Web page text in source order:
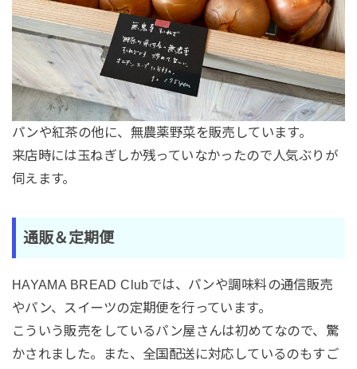
パンや紅茶の他に、無農薬野菜を販売しています。
来店時には玉ねぎしか残っていなかったので人気ぶりが
伺えます。
通販＆定期便
HAYAMA BREAD Clubでは、パンや調味料の通信販売
やパン、スイーツの定期便を行っています。
こういう販売をしているパン屋さんは初めてなので、驚
かされました。また、全国配送に対応しているのもすご